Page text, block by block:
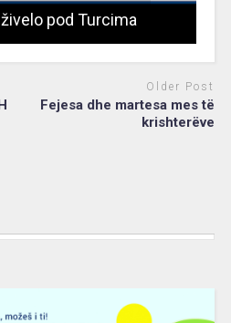
pod Turcima
Older Post
Fejesa dhe martesa mes të
krishterëve